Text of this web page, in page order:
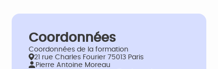
Coordonnées
Coordonnées de la formation
21 rue Charles Fourier 75013 Paris
Pierre Antoine Moreau